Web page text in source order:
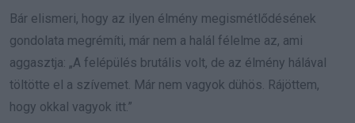
Bár elismeri, hogy az ilyen élmény megismétlődésének
gondolata megrémíti, már nem a halál félelme az, ami
aggasztja: „A felépülés brutális volt, de az élmény hálával
töltötte el a szívemet. Már nem vagyok dühös. Rájöttem,
hogy okkal vagyok itt.”